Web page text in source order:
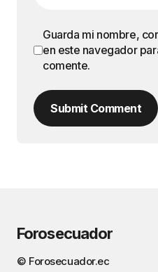
Guarda mi nombre,
en este navegador
comente.
Submit Comment
Forosecuador
© Forosecuador.ec